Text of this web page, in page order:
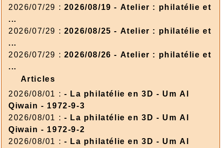
2026/07/29 : 2026/08/19 - Atelier : philatélie et
...
2026/07/29 : 2026/08/25 - Atelier : philatélie et
...
2026/07/29 : 2026/08/26 - Atelier : philatélie et
...
Articles
2026/08/01 : - La philatélie en 3D - Um Al
Qiwain - 1972-9-3
2026/08/01 : - La philatélie en 3D - Um Al
Qiwain - 1972-9-2
2026/08/01 : - La philatélie en 3D - Um Al